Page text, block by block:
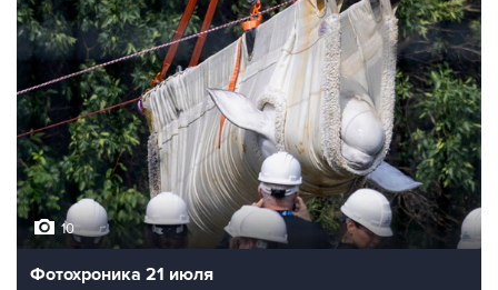
10
Фотохроника 21 июля